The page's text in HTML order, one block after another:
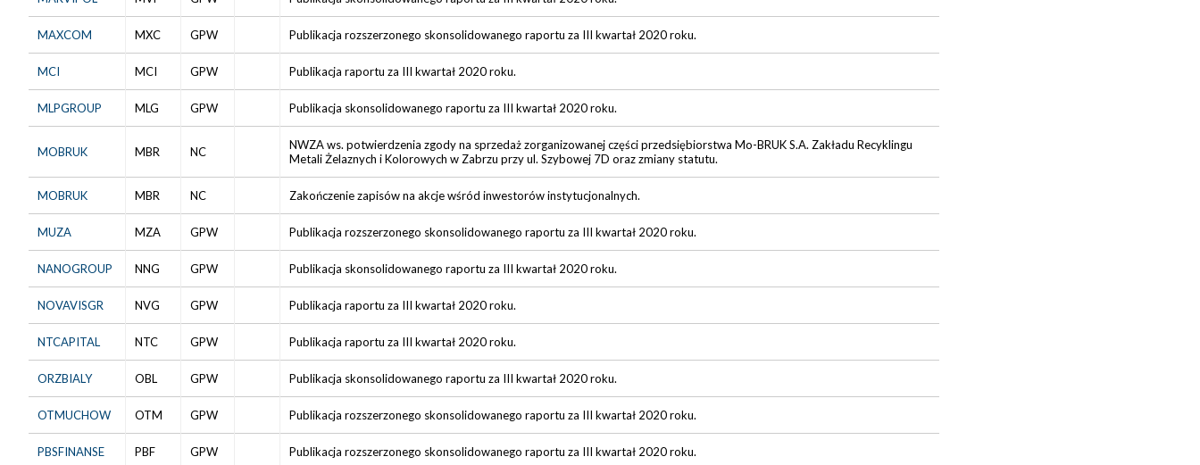
MAXCOM MXC GPW Publikacja rozszerzonego skonsolidowanego raportu za III kwartał 2020 roku.
MCI MCI GPW Publikacja raportu za III kwartał 2020 roku.
MLPGROUP MLG GPW Publikacja skonsolidowanego raportu za III kwartał 2020 roku.
MOBRUK MBR NC
NWZA ws. potwierdzenia zgody na sprzedaż zorganizowanej części przedsiębiorstwa Mo-BRUK S.A. Zakładu Recyklingu
Metali Żelaznych i Kolorowych w Zabrzu przy ul. Szybowej 7D oraz zmiany statutu.
MOBRUK MBR NC Zakończenie zapisów na akcje wśród inwestorów instytucjonalnych.
MUZA MZA GPW Publikacja rozszerzonego skonsolidowanego raportu za III kwartał 2020 roku.
NANOGROUP NNG GPW Publikacja skonsolidowanego raportu za III kwartał 2020 roku.
NOVAVISGR NVG GPW Publikacja raportu za III kwartał 2020 roku.
NTCAPITAL NTC GPW Publikacja raportu za III kwartał 2020 roku.
ORZBIALY OBL GPW Publikacja skonsolidowanego raportu za III kwartał 2020 roku.
OTMUCHOW OTM GPW Publikacja rozszerzonego skonsolidowanego raportu za III kwartał 2020 roku.
PBSFINANSE PBF GPW Publikacja rozszerzonego skonsolidowanego raportu za III kwartał 2020 roku.